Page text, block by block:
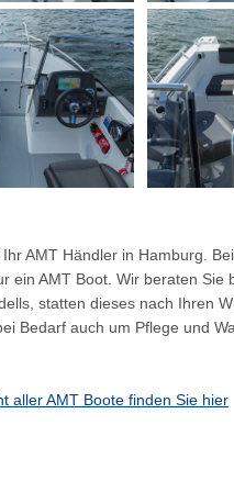
AMT Händler in Hamburg.
ein AMT Boot. Wir beraten Sie
statten dieses nach Ihren
Bedarf auch um Pflege und
aller AMT Boote finden Sie hier